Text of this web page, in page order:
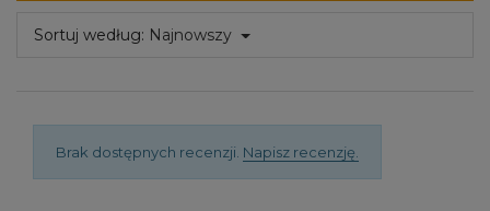
Sortuj według: Najnowszy
Brak dostępnych recenzji. Napisz recenzję.